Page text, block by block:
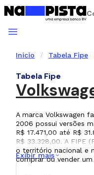
Inicio Tabela Fipe
Tabela Fipe
A marca Volkswagen
2006 possui versões
R$ 17.471,00 até R$
R$ 33.328,00. A FIPE
o território nacional e
comprar ou vender
Exibir mais